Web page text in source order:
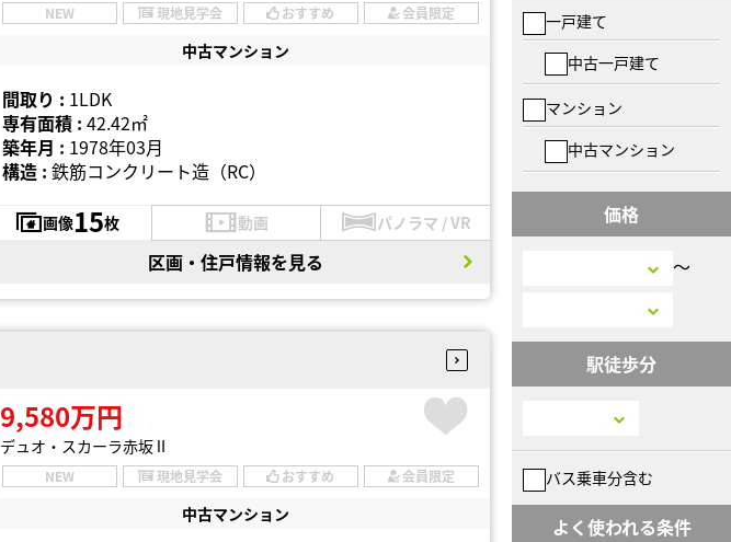
NEW 現地見学会 おすすめ 会員限定
中古マンション
間取り : 1LDK
専有面積 : 42.42㎡
築年月 : 1978年03月
構造 : 鉄筋コンクリート造（RC）
画像15枚 動画 パノラマ / VR
区画・住戸情報を見る
9,580万円
デュオ・スカーラ赤坂Ⅱ
NEW 現地見学会 おすすめ 会員限定
中古マンション
一戸建て
中古一戸建て
マンション
中古マンション
価格
〜
駅徒歩分
バス乗車分含む
よく使われる条件